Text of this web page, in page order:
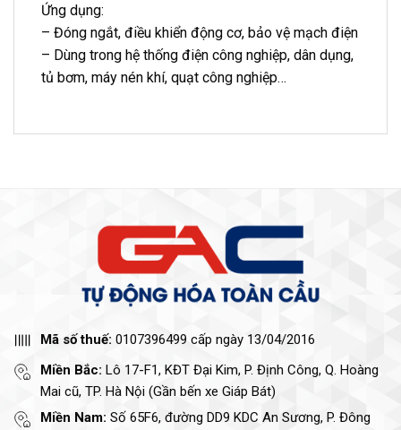
Ứng dụng:
– Đóng ngắt, điều khiển động cơ, bảo vệ mạch điện
– Dùng trong hệ thống điện công nghiệp, dân dụng,
tủ bơm, máy nén khí, quạt công nghiệp…
Mã số thuế: 0107396499 cấp ngày 13/04/2016
Miền Bắc: Lô 17-F1, KĐT Đại Kim, P. Định Công, Q. Hoàng
Mai cũ, TP. Hà Nội (Gần bến xe Giáp Bát)
Miền Nam: Số 65F6, đường DD9 KDC An Sương, P. Đông